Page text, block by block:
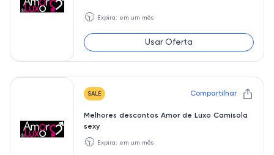
🕥 Expira: em um mês
Usar Oferta
SALE Compartilhar
Melhores descontos Amor de Luxo Camisola
sexy
🕥 Expira: em um mês